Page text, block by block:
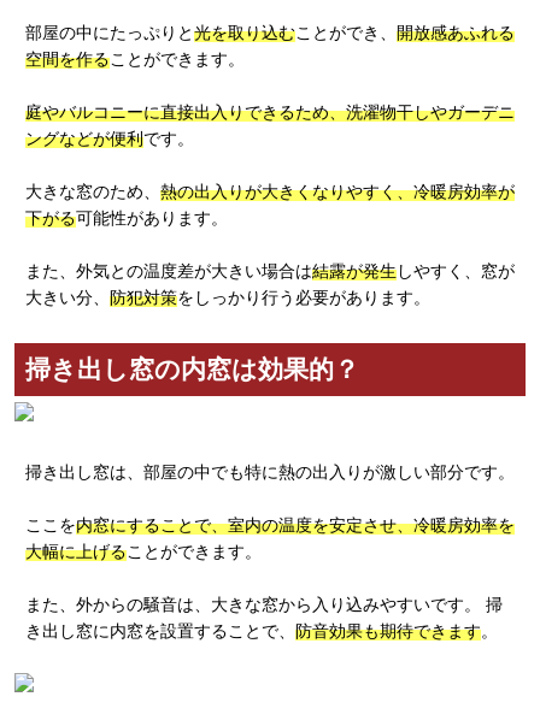
部屋の中にたっぷりと 光を取り込むことができ、 開放感あふれる
空間を作ることができます。
庭やバルコニーに直接出入りできるため、洗濯物干しやガーデニ
ングなどが便利です。
大きな窓のため、 熱の出入りが大きくなりやすく、冷暖房効率が
下がる可能性があります。
また、外気との温度差が大きい場合は結露が発生しやすく、窓が
大きい分、 防犯対策をしっかり行う必要があります。
掃き出し窓の内窓は効果的？
掃き出し窓は、部屋の中でも特に熱の出入りが激しい部分です。
ここを内窓にすることで、室内の温度を安定させ、冷暖房効率を
大幅に上げることができます。
また、外からの騒音は、大きな窓から入り込みやすいです。 掃
き出し窓に内窓を設置することで、 防音効果も期待できます。